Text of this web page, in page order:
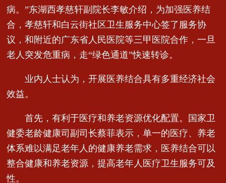
病。”东湖西孝慈轩副院长李敏介绍，为加强医养结
合，孝慈轩和白云街社区卫生服务中心签了服务协
议，和附近的广东省人民医院等三甲医院合作，一旦
老人突发危重病，走“绿色通道”快速转诊。
业内人士认为，开展医养结合具有多重经济社会
效益。
首先，有利于医疗和养老资源优化配置。国家卫
健委老龄健康司副司长蔡菲表示，单一的医疗、养老
体系难以满足老年人的健康养老需求，医养结合可以
整合健康和养老资源，提高老年人医疗卫生服务可及
性。